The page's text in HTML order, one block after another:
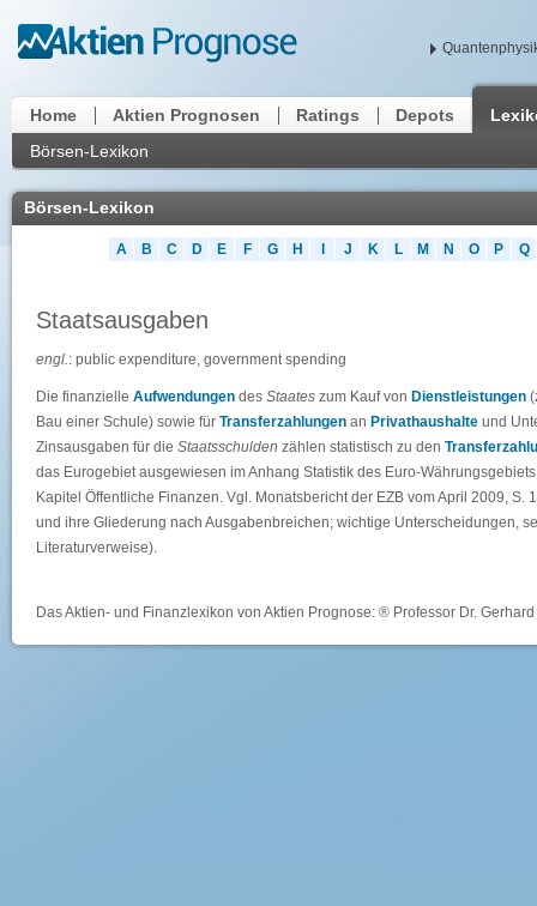
Home Aktien Prognosen Ratings Depots
Börsen-Lexikon
Börsen-Lexikon
A B C D E F G H J K L M N O P Q
Staatsausgaben
engl.: public expenditure, government spending
Die finanzielle Aufwendungen des Staates zum Kauf von Dienstleistungen
Bau einer Schule) sowie für Transferzahlungen an Privathaushalte und
Zinsausgaben für die Staatsschulden zählen statistisch zu den
das Eurogebiet ausgewiesen im Anhang Statistik des Euro-
Kapitel Öffentliche Finanzen. Vgl. Monatsbericht der EZB vom April 2009, S.
und ihre Gliederung nach Ausgabenbreichen; wichtige Unterscheidungen,
Literaturverweise).
Das Aktien- und Finanzlexikon von Aktien Prognose: ® Professor Dr.